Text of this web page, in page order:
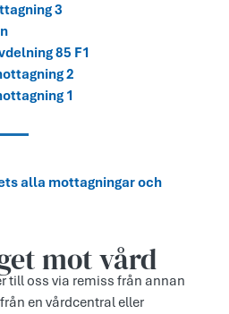
3
85 F1
2
1
alla mottagningar och
mot vård
till oss via remiss från annan
en vårdcentral eller